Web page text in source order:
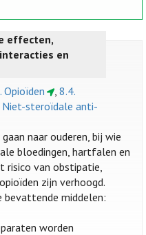
effecten,
en
Opioïden , 8.4.
Niet-steroïdale anti-
naar ouderen, bij wie
bloedingen, hartfalen en
risico van obstipatie,
zijn verhoogd.
bevattende middelen:
worden